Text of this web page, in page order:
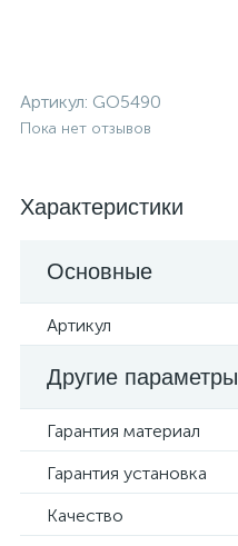
Артикул: GO5490
Пока нет отзывов
Характеристики
Основные
Артикул
Другие параметры
Гарантия материал
Гарантия установка
Качество